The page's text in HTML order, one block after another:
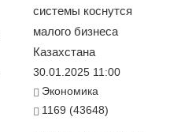
системы коснутся
малого бизнеса
Казахстана
30.01.2025 11:00
Экономика
1169 (43648)